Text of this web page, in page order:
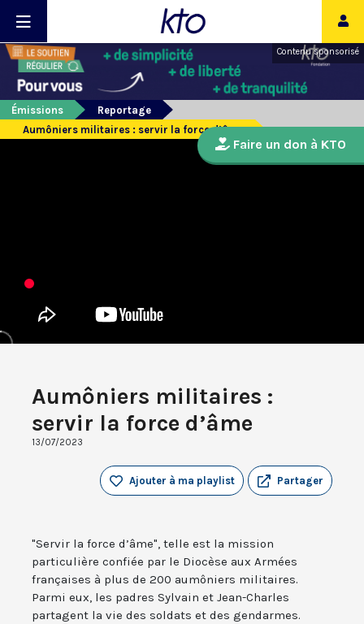
Contenu sponsorisé
Émissions
Reportage
Aumôniers militaires : servir la force d’âme
Aumôniers militaires :
servir la force d’âme
13/07/2023
Partager
Ajouter à ma playlist
"Servir la force d’âme", telle est la mission
particulière confiée par le Diocèse aux Armées
françaises à plus de 200 aumôniers militaires.
Parmi eux, les padres Sylvain et Jean-Charles
partagent la vie des soldats et des gendarmes.
Faire un don à KTO